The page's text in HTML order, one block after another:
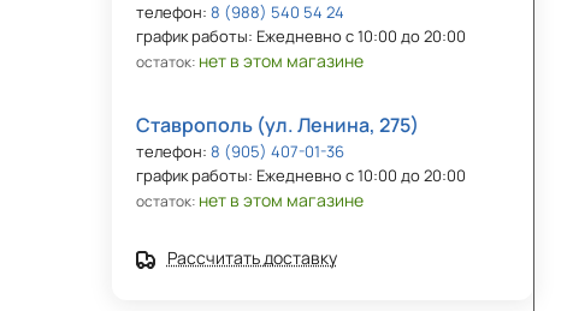
телефон: 8 (988) 540 54 24
график работы: Ежедневно с 10:00 до 20:00
остаток: нет в этом магазине
Ставрополь (ул. Ленина, 275)
телефон: 8 (905) 407-01-36
график работы: Ежедневно с 10:00 до 20:00
остаток: нет в этом магазине
Рассчитать доставку